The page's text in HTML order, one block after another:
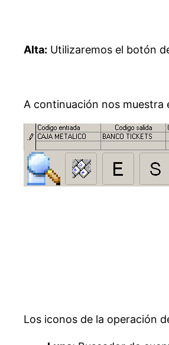
Alta: Utilizaremos el botón
A continuación nos muestra
Los iconos de la operación